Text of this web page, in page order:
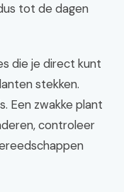
tot de dagen
die je direct kunt
stekken.
Een zwakke plant
controleer